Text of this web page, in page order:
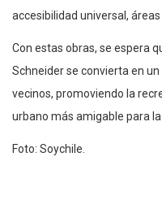
accesibilidad universal,
Con estas obras, se espera
Schneider se convierta en
vecinos, promoviendo la
urbano más amigable para la
Foto: Soychile.